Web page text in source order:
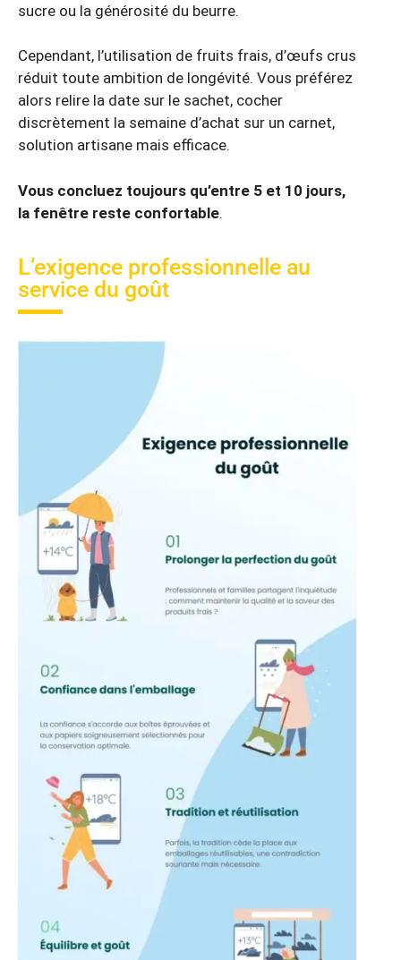
sucre ou la générosité du beurre.
Cependant, l’utilisation de fruits frais, d’œufs crus
réduit toute ambition de longévité. Vous préférez
alors relire la date sur le sachet, cocher
discrètement la semaine d’achat sur un carnet,
solution artisane mais efficace.
Vous concluez toujours qu’entre 5 et 10 jours,
la fenêtre reste confortable.
L’exigence professionnelle au
service du goût